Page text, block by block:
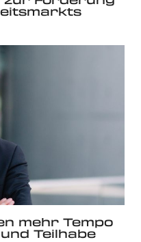
mehr Tempo
Teilhabe